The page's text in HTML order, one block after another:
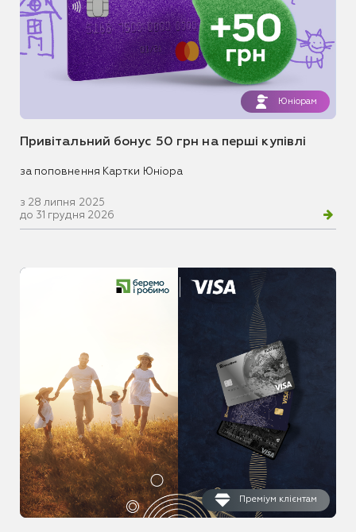
Юніорам
Привітальний бонус 50 грн на перші купівлі
за поповнення Картки Юніора
з 28 липня 2025
до 31 грудня 2026
Преміум клієнтам